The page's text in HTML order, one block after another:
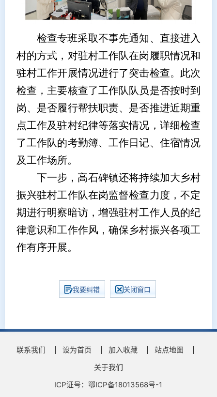
检查专班采取不事先通知、直接进入
村的方式，对驻村工作队在岗履职情况和
驻村工作开展情况进行了突击检查。此次
检查，主要核查了工作队队员是否按时到
岗、是否履行帮扶职责、是否推进近期重
点工作及驻村纪律等落实情况，详细检查
了工作队的考勤簿、工作日记、住宿情况
及工作场所。
下一步，高石碑镇还将持续加大乡村
振兴驻村工作队在岗监督检查力度，不定
期进行明察暗访，增强驻村工作人员的纪
律意识和工作作风，确保乡村振兴各项工
作有序开展。
我要纠错 关闭窗口
联系我们 设为首页 加入收藏
站点地图
关于我们
ICP证号：鄂ICP备18013568号-1